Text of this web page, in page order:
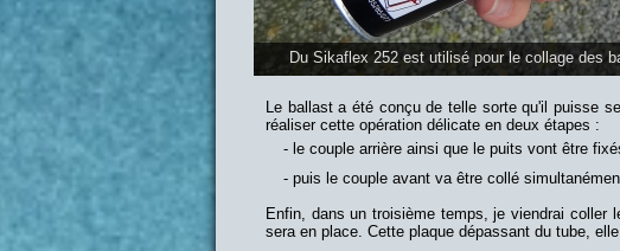
Du Sikaflex 252 est utilisé pour le collage des
Le ballast a été conçu de telle sorte qu'il puisse
réaliser cette opération délicate en deux étapes :
le couple arrière ainsi que le puits vont être
puis le couple avant va être collé
Enfin, dans un troisième temps, je viendrai coller
sera en place. Cette plaque dépassant du tube,